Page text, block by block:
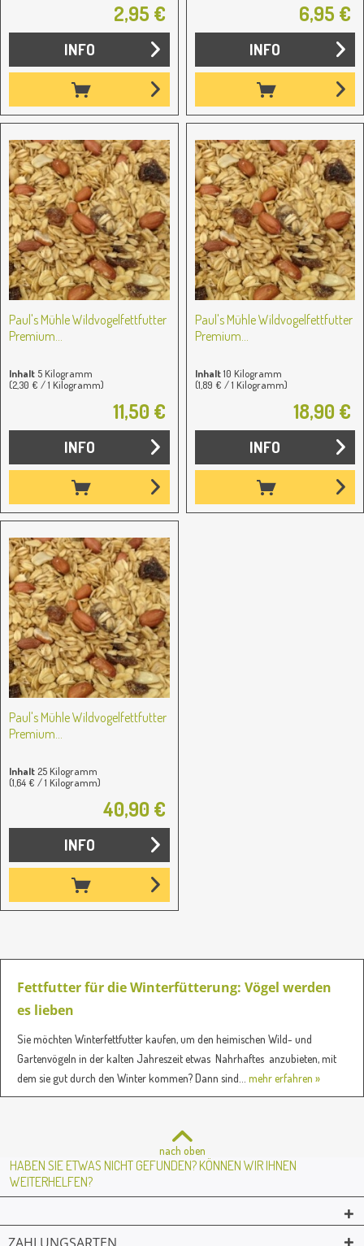
2,95 €
INFO
6,95 €
INFO
Paul's Mühle Wildvogelfettfutter
Premium...
Inhalt 5 Kilogramm
(2,30 € / 1 Kilogramm)
11,50 €
INFO
Paul's Mühle Wildvogelfettfutter
Premium...
Inhalt10 Kilogramm
(1,89 € / 1 Kilogramm)
18,90 €
INFO
Paul's Mühle Wildvogelfettfutter
Premium...
Inhalt 25 Kilogramm
(1,64 € / 1 Kilogramm)
40,90 €
INFO
Fettfutter für die Winterfütterung: Vögel werden
es lieben
Sie möchten Winterfettfutter kaufen, um den heimischen Wild- und
Gartenvögeln in der kalten Jahreszeit etwas Nahrhaftes anzubieten, mit
dem sie gut durch den Winter kommen? Dann sind... mehr erfahren »
nach oben
HABEN SIE ETWAS NICHT GEFUNDEN? KÖNNEN WIR IHNEN
WEITERHELFEN?